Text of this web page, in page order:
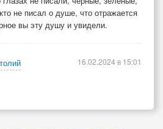
я люблю.
наполню бокал
с тобой
не писал о душе, что отражается
вы эту душу и увидели.
16.02.2024 в 15:01